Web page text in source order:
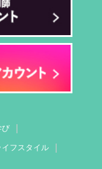
び
イフスタイル